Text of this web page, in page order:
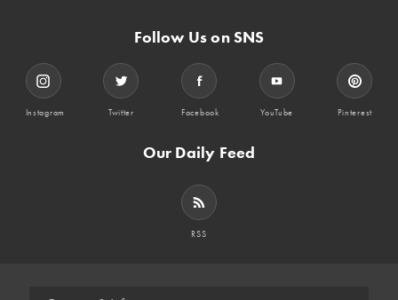
Follow Us on SNS
Instagram Twitter Facebook YouTube Pinterest
Our Daily Feed
RSS